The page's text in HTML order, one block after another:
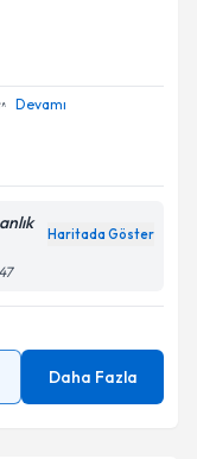
Devamı
Haritada Göster
Daha Fazla